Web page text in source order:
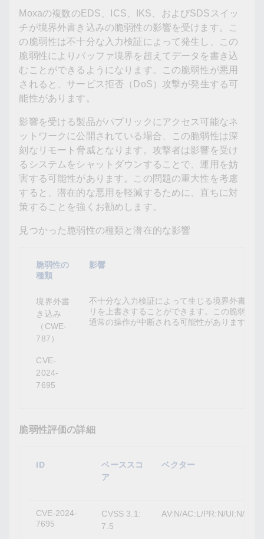
Moxaの複数のEDS、ICS、IKS、およびSDSスイッ
チが境界外書き込みの脆弱性の影響を受けます。こ
の脆弱性は不十分な入力検証によって発生し、この
脆弱性によりバッファ境界を超えてデータを書き込
むことができるようになります。この脆弱性が悪用
されると、サービス拒否（DoS）攻撃が発生する可
能性があります。
影響を受ける製品がパブリックにアクセス可能なネ
ットワークに公開されている場合、この脆弱性は深
刻なリモート脅威となります。攻撃者は影響を受け
るシステムをシャットダウンすることで、運用を妨
害する可能性があります。この問題の重大性を考慮
すると、潜在的な悪用を軽減するために、直ちに対
策することを強くお勧めします。
見つかった脆弱性の種類と潜在的な影響
脆弱性の
種類
影響
境界外書
き込み
（CWE-
787）
CVE-
2024-
7695
不十分な入力検証によって生じる境界外書き
リを上書きすることができます。この脆弱性
通常の操作が中断される可能性があります。
脆弱性評価の詳細
ID
ベーススコ
ア
ベクター
CVE-2024-
7695
CVSS 3.1:
7.5
AV:N/AC:L/PR:N/UI:N/